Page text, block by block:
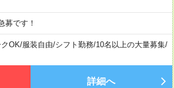
です！
OK/服装自由/シフト勤務/10名以上の大量募集/
詳細へ